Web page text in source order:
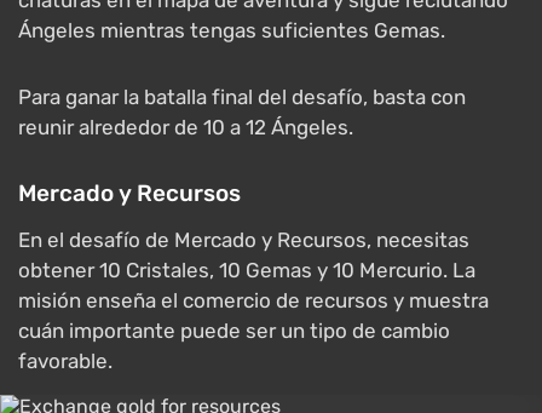
Ángeles mientras tengas suficientes Gemas.
Para ganar la batalla final del desafío, basta con
reunir alrededor de 10 a 12 Ángeles.
Mercado y Recursos
En el desafío de Mercado y Recursos, necesitas
obtener 10 Cristales, 10 Gemas y 10 Mercurio. La
misión enseña el comercio de recursos y muestra
cuán importante puede ser un tipo de cambio
favorable.